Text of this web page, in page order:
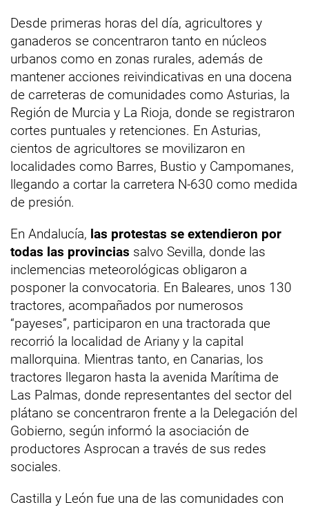
Desde primeras horas del día, agricultores y
ganaderos se concentraron tanto en núcleos
urbanos como en zonas rurales, además de
mantener acciones reivindicativas en una docena
de carreteras de comunidades como Asturias, la
Región de Murcia y La Rioja, donde se registraron
cortes puntuales y retenciones. En Asturias,
cientos de agricultores se movilizaron en
localidades como Barres, Bustio y Campomanes,
llegando a cortar la carretera N-630 como medida
de presión.
En Andalucía, las protestas se extendieron por
todas las provincias salvo Sevilla, donde las
inclemencias meteorológicas obligaron a
posponer la convocatoria. En Baleares, unos 130
tractores, acompañados por numerosos
“payeses”, participaron en una tractorada que
recorrió la localidad de Ariany y la capital
mallorquina. Mientras tanto, en Canarias, los
tractores llegaron hasta la avenida Marítima de
Las Palmas, donde representantes del sector del
plátano se concentraron frente a la Delegación del
Gobierno, según informó la asociación de
productores Asprocan a través de sus redes
sociales.
Castilla y León fue una de las comunidades con